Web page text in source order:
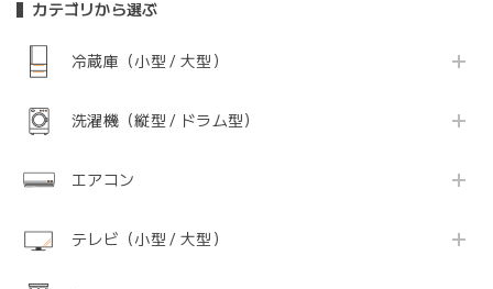
カテゴリから選ぶ
冷蔵庫（小型 / 大型）
洗濯機（縦型 / ドラム型）
エアコン
テレビ（小型 / 大型）